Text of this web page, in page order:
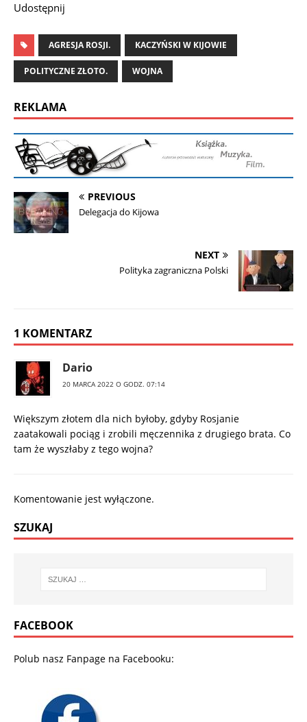
Udostępnij
AGRESJA ROSJI. KACZYŃSKI W KIJOWIE
POLITYCZNE ZŁOTO. WOJNA
REKLAMA
PREVIOUS
Delegacja do Kijowa
NEXT
Polityka zagraniczna Polski
1 KOMENTARZ
Dario
20 MARCA 2022 O GODZ. 07:14
Większym złotem dla nich byłoby, gdyby Rosjanie
zaatakowali pociąg i zrobili męczennika z drugiego brata. Co
tam że wyszłaby z tego wojna?
Komentowanie jest wyłączone.
SZUKAJ
FACEBOOK
Polub nasz Fanpage na Facebooku: